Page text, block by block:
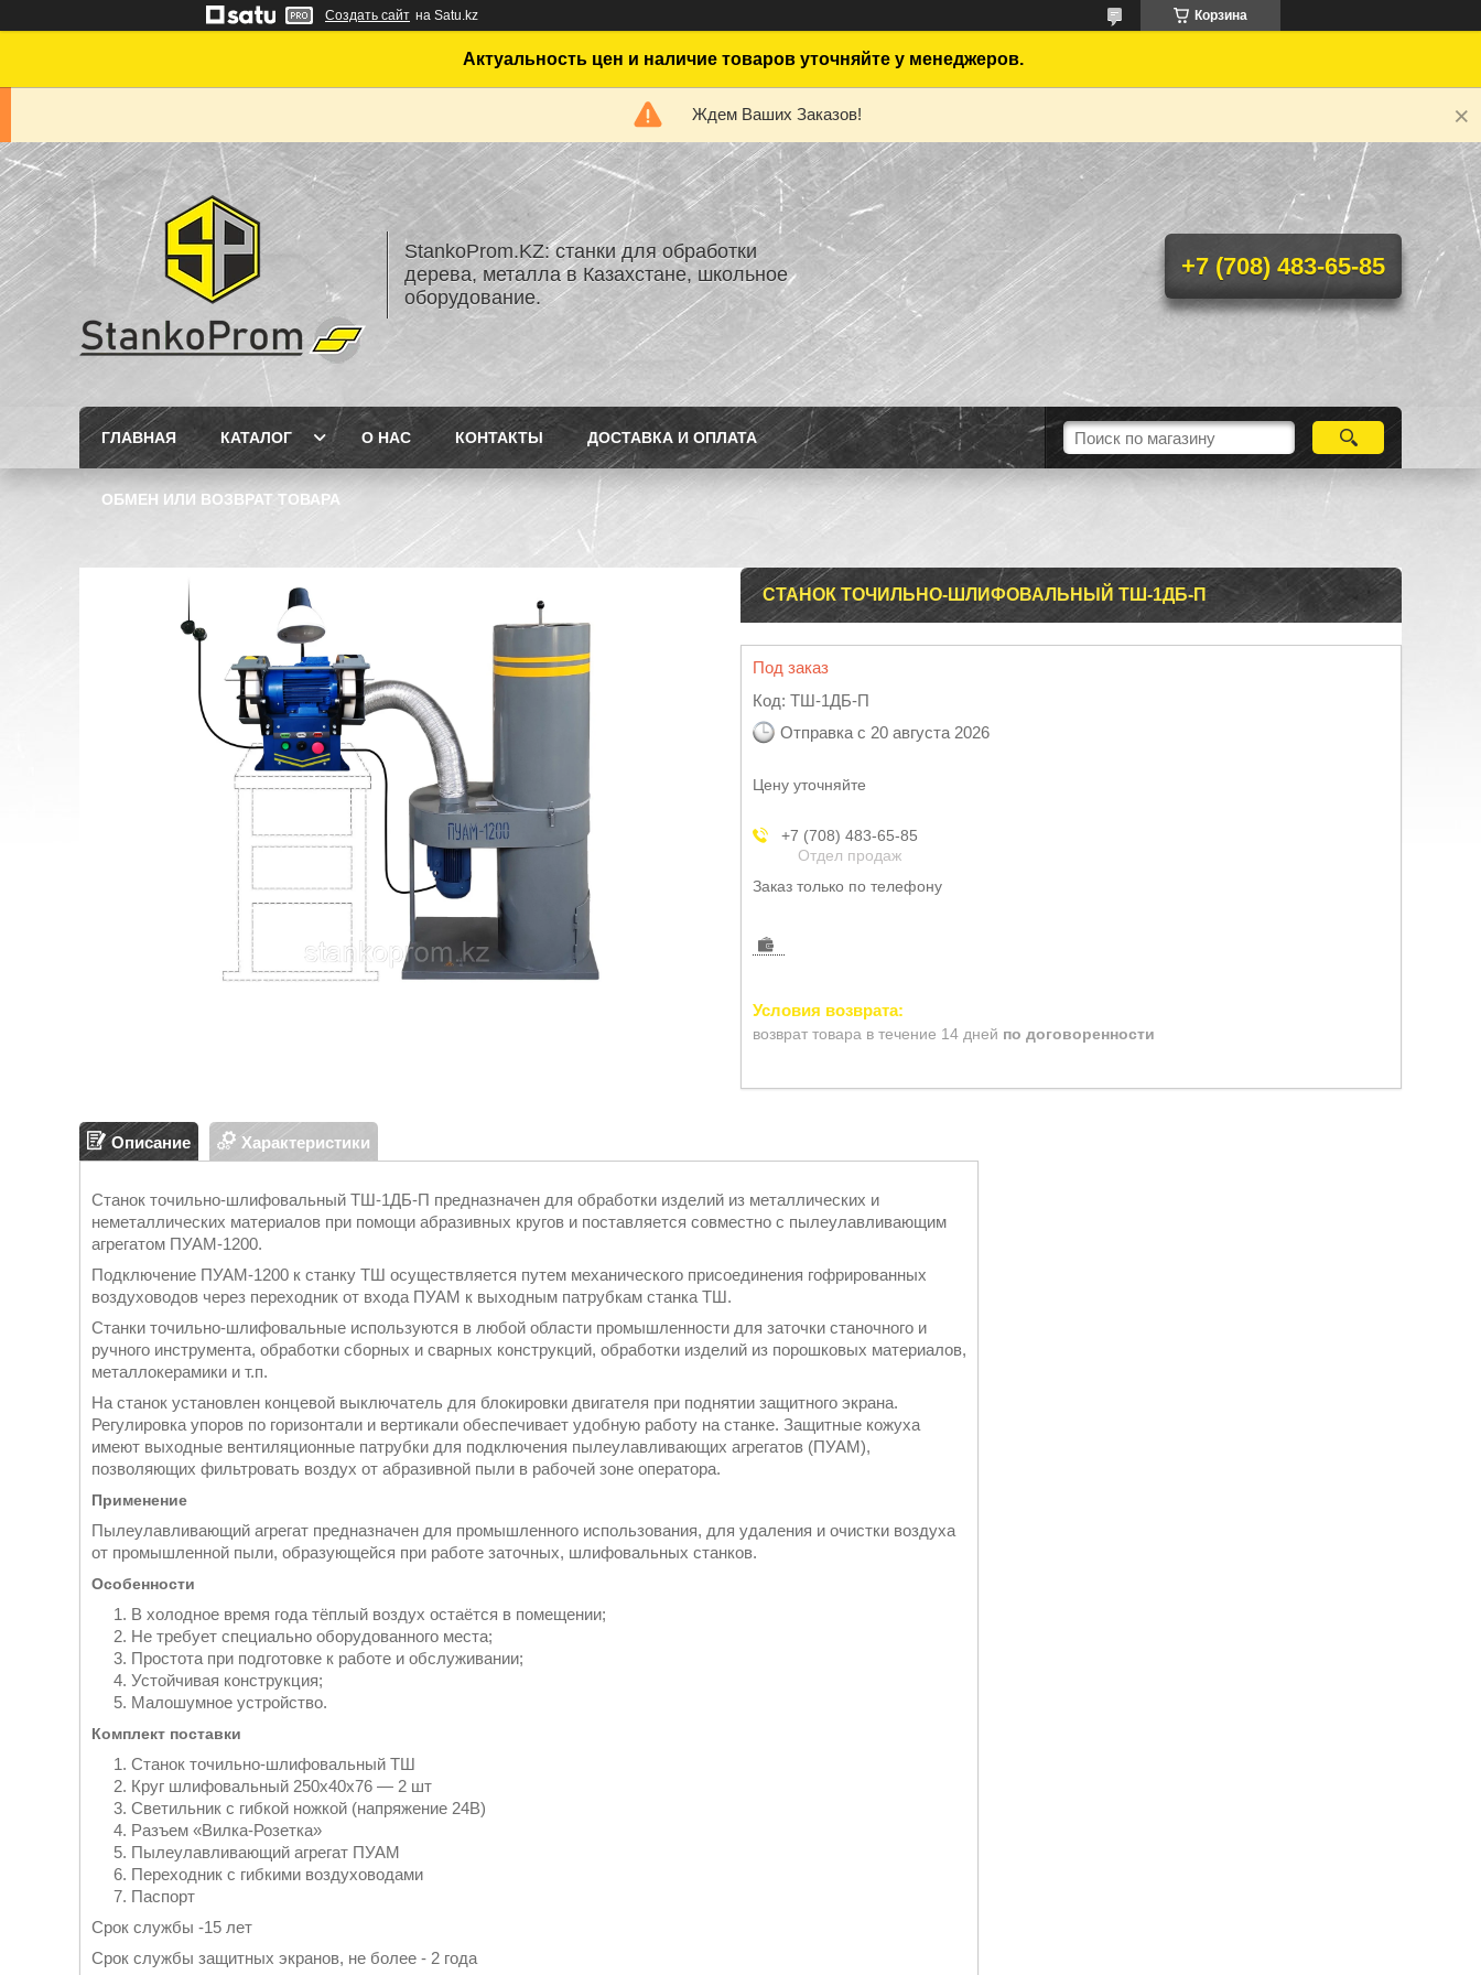
Создать сайт на Satu.kz Корзина
Актуальность цен и наличие товаров уточняйте у менеджеров.
Ждем Ваших Заказов!
StankoProm.KZ: станки для обработки
дерева, металла в Казахстане, школьное
оборудование.
+7 (708) 483-65-85
ГЛАВНАЯ КАТАЛОГ О НАС КОНТАКТЫ ДОСТАВКА И ОПЛАТА
ОБМЕН ИЛИ ВОЗВРАТ ТОВАРА
СТАНОК ТОЧИЛЬНО-ШЛИФОВАЛЬНЫЙ ТШ-1ДБ-П
Под заказ
Код: ТШ-1ДБ-П
Отправка с 20 августа 2026
Цену уточняйте
+7 (708) 483-65-85
Отдел продаж
Заказ только по телефону
возврат товара в течение 14 дней по договоренности
Описание Характеристики
Станок точильно-шлифовальный ТШ-1ДБ-П предназначен для обработки изделий из металлических и
неметаллических материалов при помощи абразивных кругов и поставляется совместно с пылеулавливающим
агрегатом ПУАМ-1200.
Подключение ПУАМ-1200 к станку ТШ осуществляется путем механического присоединения гофрированных
воздуховодов через переходник от входа ПУАМ к выходным патрубкам станка ТШ.
Станки точильно-шлифовальные используются в любой области промышленности для заточки станочного и
ручного инструмента, обработки сборных и сварных конструкций, обработки изделий из порошковых материалов,
металлокерамики и т.п.
На станок установлен концевой выключатель для блокировки двигателя при поднятии защитного экрана.
Регулировка упоров по горизонтали и вертикали обеспечивает удобную работу на станке. Защитные кожуха
имеют выходные вентиляционные патрубки для подключения пылеулавливающих агрегатов (ПУАМ),
позволяющих фильтровать воздух от абразивной пыли в рабочей зоне оператора.
Применение
Пылеулавливающий агрегат предназначен для промышленного использования, для удаления и очистки воздуха
от промышленной пыли, образующейся при работе заточных, шлифовальных станков.
Особенности
В холодное время года тёплый воздух остаётся в помещении;
Не требует специально оборудованного места;
Простота при подготовке к работе и обслуживании;
Устойчивая конструкция;
Малошумное устройство.
Комплект поставки
Станок точильно-шлифовальный ТШ
Круг шлифовальный 250х40х76 — 2 шт
Светильник с гибкой ножкой (напряжение 24В)
Разъем «Вилка-Розетка»
Пылеулавливающий агрегат ПУАМ
Переходник с гибкими воздуховодами
Паспорт
Срок службы -15 лет
Срок службы защитных экранов, не более - 2 года